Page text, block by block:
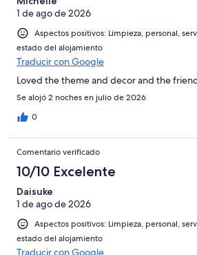
Normal
Mediocre
de
Horrible
1 de ago de 2026
Aspectos positivos: Limpieza, personal,
estado del alojamiento
Traducir con Google
Loved the theme and decor and the
Se alojó 2 noches en julio de 2026
0
Comentario verificado
10/10 Excelente
Daisuke
1 de ago de 2026
Aspectos positivos: Limpieza, personal,
estado del alojamiento